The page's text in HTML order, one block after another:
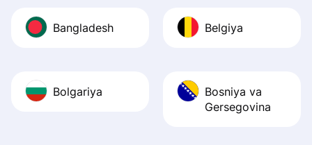
Bangladesh Belgiya
Bolgariya
Bosniya va
Gersegovina